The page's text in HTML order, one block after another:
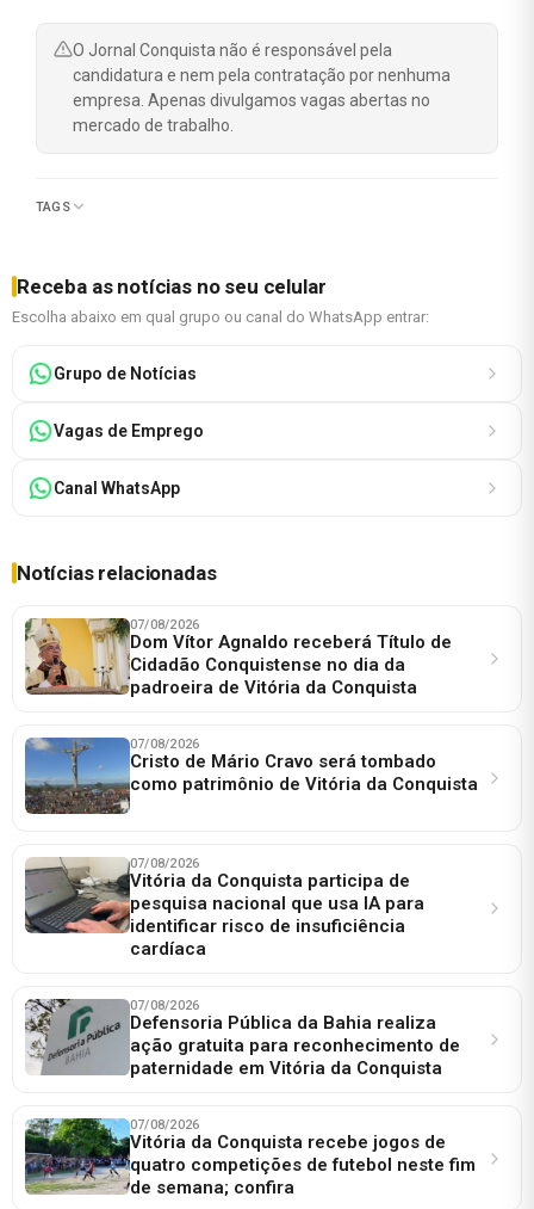
O Jornal Conquista não é responsável pela
candidatura e nem pela contratação por nenhuma
empresa. Apenas divulgamos vagas abertas no
mercado de trabalho.
TAGS
Receba as notícias no seu celular
Escolha abaixo em qual grupo ou canal do WhatsApp entrar:
Grupo de Notícias
Vagas de Emprego
Canal WhatsApp
Notícias relacionadas
07/08/2026
Dom Vítor Agnaldo receberá Título de
Cidadão Conquistense no dia da
padroeira de Vitória da Conquista
07/08/2026
Cristo de Mário Cravo será tombado
como patrimônio de Vitória da Conquista
07/08/2026
Vitória da Conquista participa de
pesquisa nacional que usa IA para
identificar risco de insuficiência
cardíaca
07/08/2026
Defensoria Pública da Bahia realiza
ação gratuita para reconhecimento de
paternidade em Vitória da Conquista
07/08/2026
Vitória da Conquista recebe jogos de
quatro competições de futebol neste fim
de semana; confira